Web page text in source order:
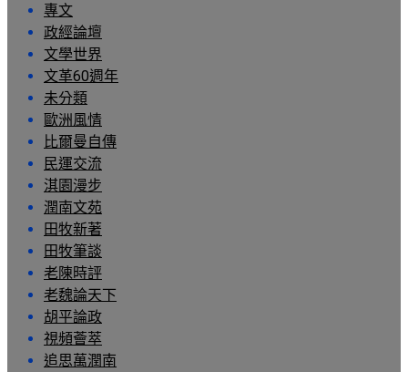
專文
政經論壇
文學世界
文革60週年
未分類
歐洲風情
比爾曼自傳
民運交流
淇園漫步
潤南文苑
田牧新著
田牧筆談
老陳時評
老魏論天下
胡平論政
視頻薈萃
追思萬潤南